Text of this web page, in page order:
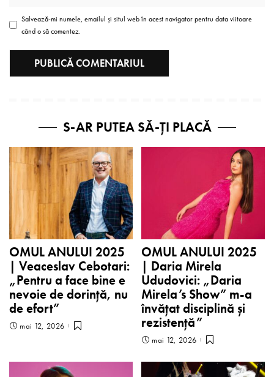
Salvează-mi numele, emailul și situl web în acest navigator pentru data viitoare
când o să comentez.
S-AR PUTEA SĂ-ȚI PLACĂ
OMUL ANULUI 2025
| Veaceslav Cebotari:
„Pentru a face bine e
nevoie de dorință, nu
de efort”
mai 12, 2026
OMUL ANULUI 2025
| Daria Mirela
Ududovici: „Daria
Mirela’s Show” m-a
învățat disciplină și
rezistență”
mai 12, 2026